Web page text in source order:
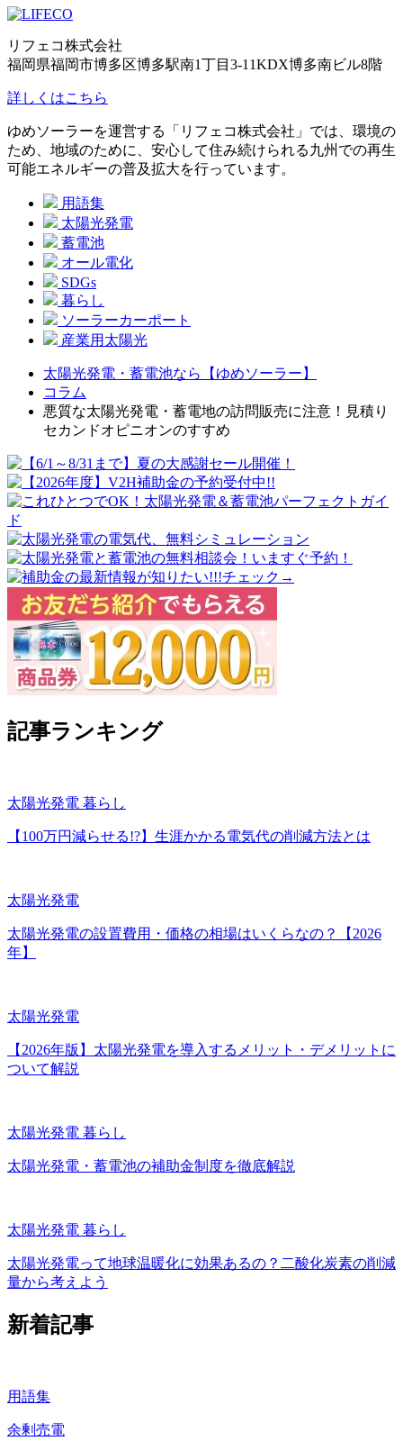
リフェコ株式会社
福岡県福岡市博多区博多駅南1丁目3-11KDX博多南ビル8階
詳しくはこちら
ゆめソーラーを運営する「リフェコ株式会社」では、環境の
ため、地域のために、安心して住み続けられる九州での再生
可能エネルギーの普及拡大を行っています。
用語集
太陽光発電
蓄電池
オール電化
SDGs
暮らし
ソーラーカーポート
産業用太陽光
太陽光発電・蓄電池なら【ゆめソーラー】
コラム
悪質な太陽光発電・蓄電地の訪問販売に注意！見積り
セカンドオピニオンのすすめ
記事ランキング
太陽光発電 暮らし
【100万円減らせる!?】生涯かかる電気代の削減方法とは
太陽光発電
太陽光発電の設置費用・価格の相場はいくらなの？【2026
年】
太陽光発電
【2026年版】太陽光発電を導入するメリット・デメリットに
ついて解説
太陽光発電 暮らし
太陽光発電・蓄電池の補助金制度を徹底解説
太陽光発電 暮らし
太陽光発電って地球温暖化に効果あるの？二酸化炭素の削減
量から考えよう
新着記事
用語集
余剰売電